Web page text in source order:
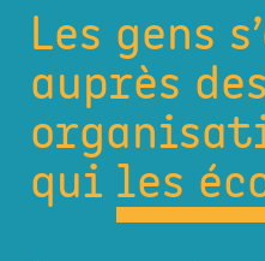
Les gens
auprès des
qui les